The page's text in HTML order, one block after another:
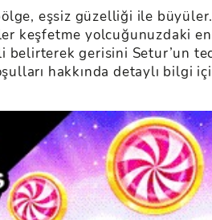
eşsiz güzelliği ile
keşfetme yolcuğunuzdaki
gerisini Setur’un
hakkında detaylı bilgi